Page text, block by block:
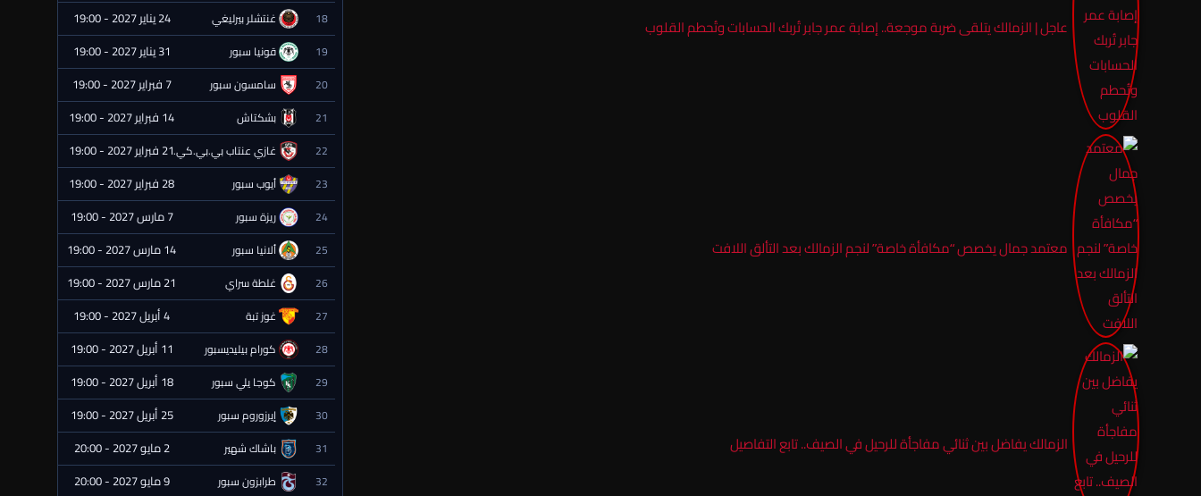
عاجل | الزمالك يتلقى ضربة موجعة.. إصابة عمر جابر تُربك الحسابات وتُحطم القلوب
معتمد جمال يخصص “مكافأة خاصة” لنجم الزمالك بعد التألق اللافت
الزمالك يفاضل بين ثنائي مفاجأة للرحيل في الصيف.. تابع التفاصيل
18 غنتشلر بيرليغي 24 يناير 2027 - 19:00
19 قونيا سبور 31 يناير 2027 - 19:00
20 سامسون سبور 7 فبراير 2027 - 19:00
21 بشكتاش 14 فبراير 2027 - 19:00
22 غازي عنتاب بي.بي.كي.21 فبراير 2027 - 19:00
23 أيوب سبور 28 فبراير 2027 - 19:00
24 ريزة سبور 7 مارس 2027 - 19:00
25 ألانيا سبور 14 مارس 2027 - 19:00
26 غلطة سراي 21 مارس 2027 - 19:00
27 غوز تبة 4 أبريل 2027 - 19:00
28 كورام بيليديسبور 11 أبريل 2027 - 19:00
29 كوجا يلي سبور 18 أبريل 2027 - 19:00
30 إيرزوروم سبور 25 أبريل 2027 - 19:00
31 باشاك شهير 2 مايو 2027 - 20:00
32 طرابزون سبور 9 مايو 2027 - 20:00